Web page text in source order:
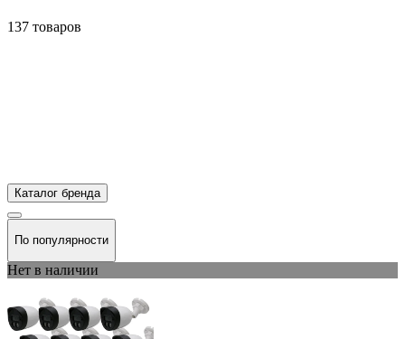
137 товаров
Каталог бренда
По популярности
Нет в наличии